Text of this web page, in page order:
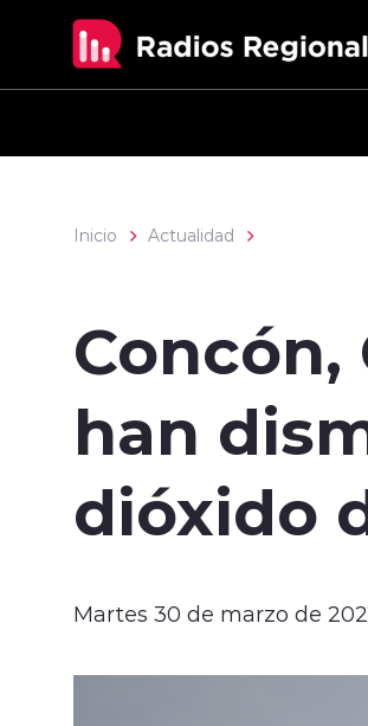
Inicio Actualidad
han
dióxido
Martes 30 de marzo de